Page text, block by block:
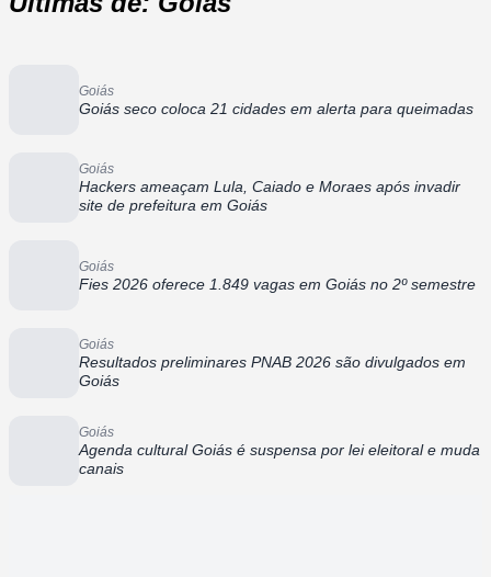
Goiás
Goiás seco coloca 21 cidades em alerta para queimadas
Goiás
Hackers ameaçam Lula, Caiado e Moraes após invadir
site de prefeitura em Goiás
Goiás
Fies 2026 oferece 1.849 vagas em Goiás no 2º semestre
Goiás
Resultados preliminares PNAB 2026 são divulgados em
Goiás
Goiás
Agenda cultural Goiás é suspensa por lei eleitoral e muda
canais